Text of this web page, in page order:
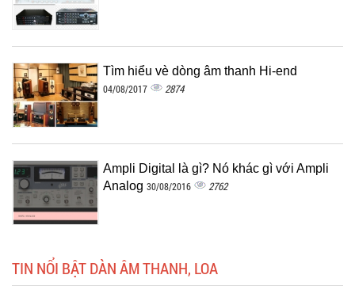
Tìm hiểu vè dòng âm thanh Hi-end
04/08/2017 2874
Ampli Digital là gì? Nó khác gì với Ampli
Analog 30/08/2016 2762
TIN NỔI BẬT DÀN ÂM THANH, LOA